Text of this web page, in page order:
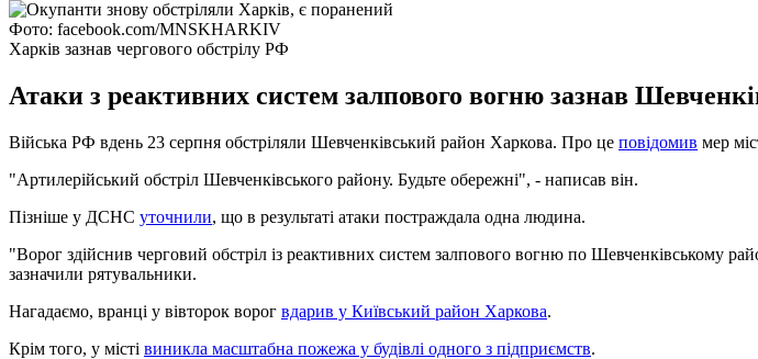
Фото: facebook.com/MNSKHARKIV
Харків зазнав чергового обстрілу РФ
Атаки з реактивних систем залпового вогню зазнав
Війська РФ вдень 23 серпня обстріляли Шевченківський район Харкова. Про це повідомив мер
"Артилерійський обстріл Шевченківського району. Будьте обережні", - написав він.
Пізніше у ДСНС уточнили, що в результаті атаки постраждала одна людина.
"Ворог здійснив черговий обстріл із реактивних систем залпового вогню по Шевченківському
зазначили рятувальники.
Нагадаємо, вранці у вівторок ворог вдарив у Київський район Харкова.
Крім того, у місті виникла масштабна пожежа у будівлі одного з підприємств.